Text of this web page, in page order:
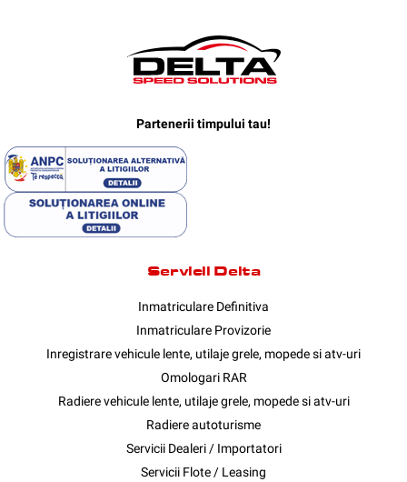
Partenerii timpului tau!
Servicii Delta
Inmatriculare Definitiva
Inmatriculare Provizorie
Inregistrare vehicule lente, utilaje grele, mopede si atv-uri
Omologari RAR
Radiere vehicule lente, utilaje grele, mopede si atv-uri
Radiere autoturisme
Servicii Dealeri / Importatori
Servicii Flote / Leasing